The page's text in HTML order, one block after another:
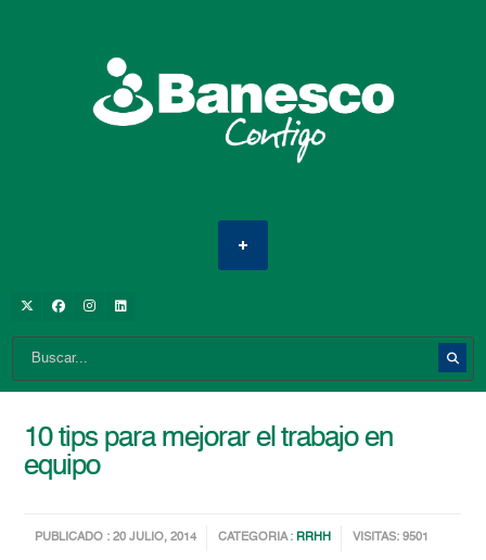
10 tips para mejorar el trabajo en
equipo
PUBLICADO : 20 JULIO, 2014 CATEGORIA : RRHH VISITAS: 9501